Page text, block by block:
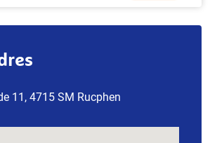
11, 4715 SM Rucphen